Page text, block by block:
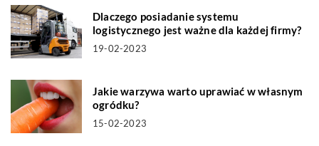
Dlaczego posiadanie systemu
logistycznego jest ważne dla każdej firmy?
19-02-2023
Jakie warzywa warto uprawiać w własnym
ogródku?
15-02-2023